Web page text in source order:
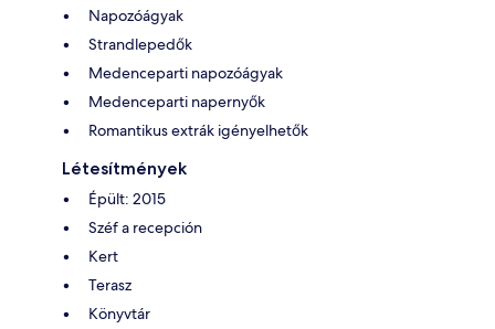
Napozóágyak
Strandlepedők
Medenceparti napozóágyak
Medenceparti napernyők
Romantikus extrák igényelhetők
Létesítmények
Épült: 2015
Széf a recepción
Kert
Terasz
Könyvtár